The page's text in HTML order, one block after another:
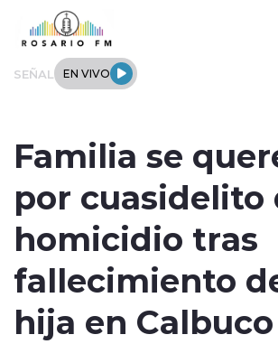
Click acá para ir directamente al
SEÑAL EN VIVO
Regionales
Tendencias
Internacional
Familia se
por cuasidelito
homicidio tras
fallecimiento
hija en Calbuco